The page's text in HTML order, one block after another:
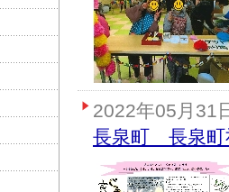
2022年05月31
長泉町 長泉町